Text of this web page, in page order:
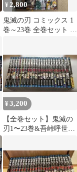
¥ 2,800
鬼滅の刃 コミックス 1
巻～23巻 全巻セット 吾
¥3,200
【全巻セット】鬼滅の
刃1〜23巻&吾峠呼世晴